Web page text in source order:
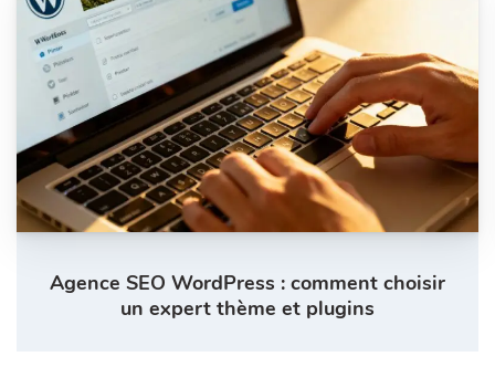
Agence SEO WordPress : comment choisir
un expert thème et plugins